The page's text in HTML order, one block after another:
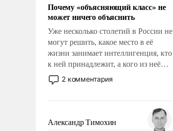
Почему «объясняющий класс» не
может ничего объяснить
Уже несколько столетий в России не
могут решить, какое место в её
жизни занимает интеллигенция, кто
к ней принадлежит, а кого из неё
исключили с правом
восстановления и без оного. И чем
казалось, что эти вопросы решены
2 комментария
Александр Тимохин